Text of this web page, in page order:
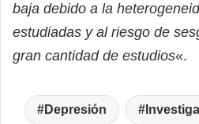
baja debido a la
estudiadas y al riesgo de
gran cantidad de estudios«.
Depresión